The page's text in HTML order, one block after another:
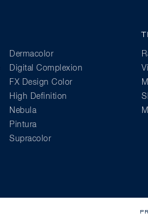
Dermacolor
Digital Complexion
FX Design Color
High Definition
Nebula
Pintura
Supracolor